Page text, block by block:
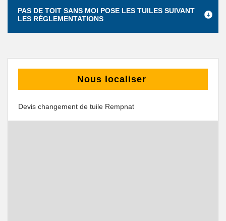
PAS DE TOIT SANS MOI POSE LES TUILES SUIVANT
LES RÉGLEMENTATIONS
Nous localiser
Devis changement de tuile Rempnat